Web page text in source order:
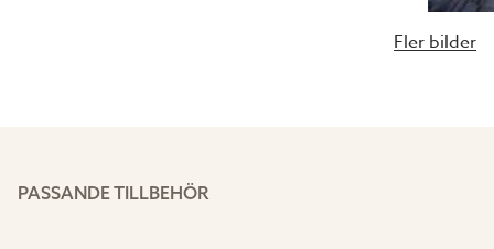
Fler bilder
PASSANDE TILLBEHÖR